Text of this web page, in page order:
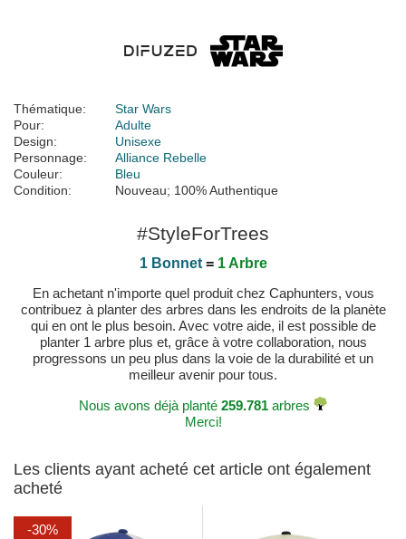
Thématique:
Star Wars
Pour:
Adulte
Design:
Unisexe
Personnage:
Alliance Rebelle
Couleur:
Bleu
Condition:
Nouveau; 100% Authentique
#StyleForTrees
1 Bonnet= 1 Arbre
En achetant n'importe quel produit chez Caphunters, vous
contribuez à planter des arbres dans les endroits de la planète
qui en ont le plus besoin. Avec votre aide, il est possible de
planter 1 arbre plus et, grâce à votre collaboration, nous
progressons un peu plus dans la voie de la durabilité et un
meilleur avenir pour tous.
Nous avons déjà planté 259.781 arbres
Merci!
Les clients ayant acheté cet article ont également
acheté
-30%